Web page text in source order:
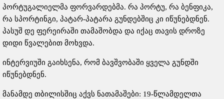
პორტუგალიელმა ფორვარდებმა. რა პორტუ, რა ბენფიკა,
რა სპორტინგი, პატარ-პატარა გუნდებშიც კი იწუნებდნენ.
პასუშ დე ფერეირაში თამაშობდა და იქაც თავის დროზე
დიდი წვალებით მოხვდა.
ინტერვიუში გაიხსენა, რომ ბავშვობაში ყველა გუნდში
იწუნებდნენ.
მანამდე თბილისშიც აქვს ნათამაშები: 19-წლამდელთა